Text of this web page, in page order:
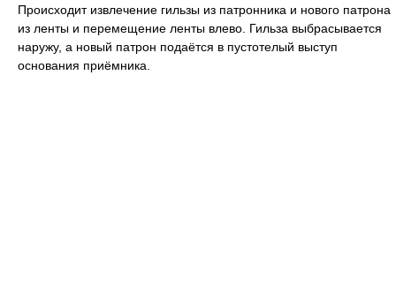
Происходит извлечение гильзы из патронника и нового патрона
из ленты и перемещение ленты влево. Гильза выбрасывается
наружу, а новый патрон подаётся в пустотелый выступ
основания приёмника.